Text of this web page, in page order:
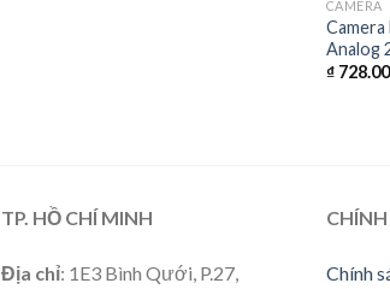
CAMERA
Analog
₫
TP. HỒ CHÍ MINH
Địa chỉ: 1E3 Bình Qưới, P.27,
Chính